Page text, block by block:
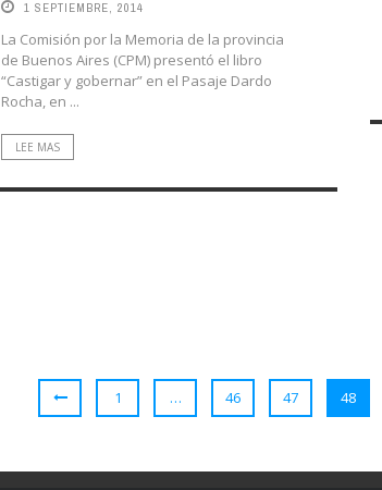
1 SEPTIEMBRE, 2014
La Comisión por la Memoria de la provincia
de Buenos Aires (CPM) presentó el libro
“Castigar y gobernar” en el Pasaje Dardo
Rocha, en ...
LEE MAS
1 … 46 47 48